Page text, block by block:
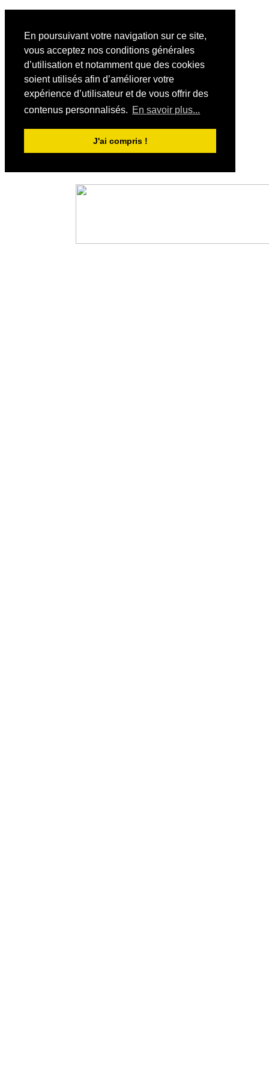
En poursuivant votre navigation sur ce site,
vous acceptez nos conditions générales
d’utilisation et notamment que des cookies
soient utilisés afin d’améliorer votre
expérience d’utilisateur et de vous offrir des
contenus personnalisés. En savoir plus...
J'ai compris !